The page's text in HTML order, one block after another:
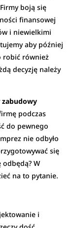
boją się
finansowej
i niewielkimi
aby później
robić również
decyzję należy
zabudowy
podczas
do pewnego
nie odbyło
się
W
na to pytanie.
i